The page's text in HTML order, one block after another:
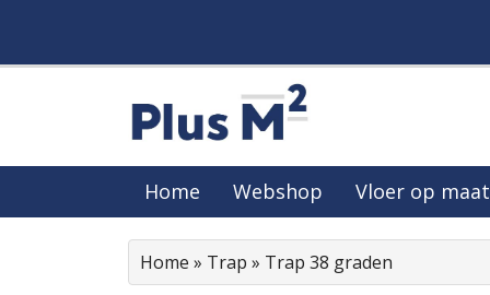
Home Webshop Vloer op maat
Home » Trap » Trap 38 graden